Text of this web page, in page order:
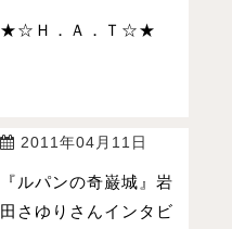
★☆Ｈ．Ａ．Ｔ☆★
2011年04月11日
『ルパンの奇巌城』岩
田さゆりさんインタビ